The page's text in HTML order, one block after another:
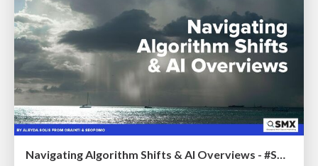
Navigating Algorithm Shifts & AI Overviews - #SMXNext